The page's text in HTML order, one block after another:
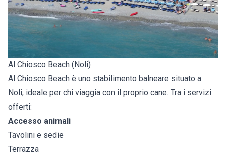
Al Chiosco Beach (Noli)
Al Chiosco Beach è uno stabilimento balneare situato a
Noli, ideale per chi viaggia con il proprio cane. Tra i servizi
offerti:
Accesso animali
Tavolini e sedie
Terrazza